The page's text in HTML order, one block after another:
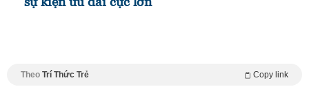
Theo Trí Thức Trẻ Copy link